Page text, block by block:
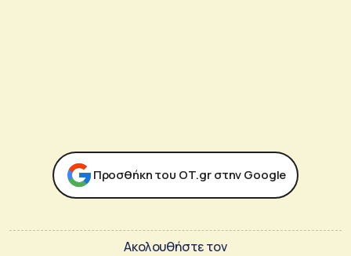
Προσθήκη του ΟΤ.gr στην Google
Ακολουθήστε τον